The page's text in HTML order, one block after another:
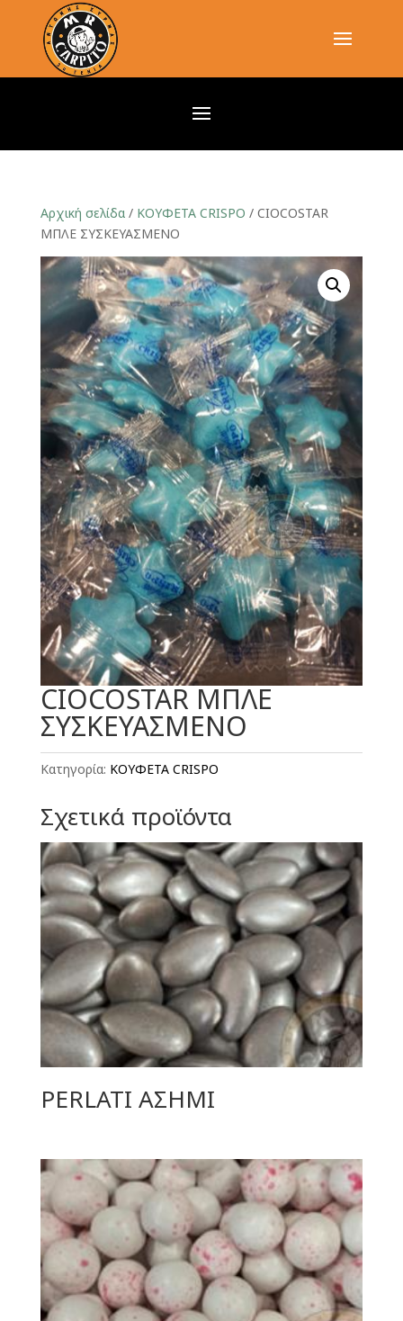
Αρχική σελίδα/ ΚΟΥΦΕΤΑ CRISPO / CIOCOSTAR
ΜΠΛΕ ΣΥΣΚΕΥΑΣΜΕΝΟ
CIOCOSTAR ΜΠΛΕ
ΣΥΣΚΕΥΑΣΜΕΝΟ
Κατηγορία: ΚΟΥΦΕΤΑ CRISPO
Σχετικά προϊόντα
PERLATI ΑΣΗΜΙ